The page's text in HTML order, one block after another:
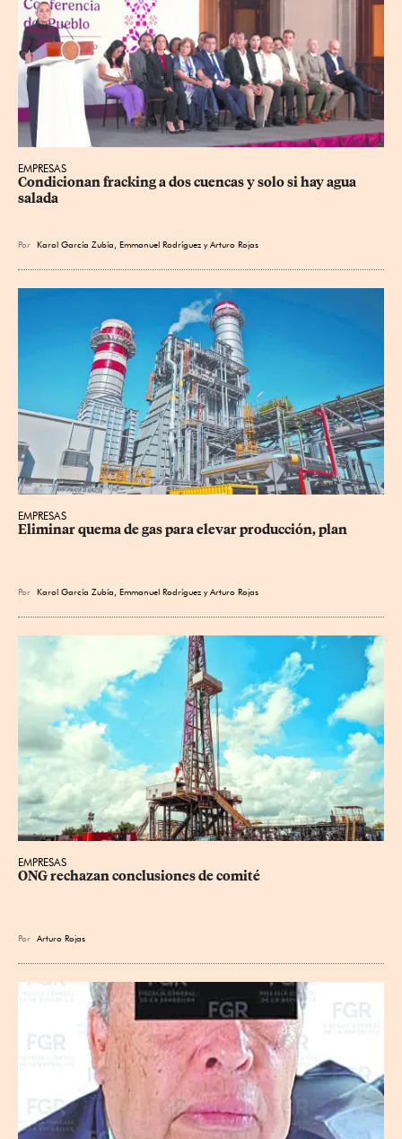
EMPRESAS
Condicionan fracking a dos cuencas y solo si hay agua
salada
Por Karol García Zubía Emmanuel Rodríguez yArturo Rojas
EMPRESAS
Eliminar quema de gas para elevar producción, plan
Por Karol García Zubía Emmanuel Rodríguez yArturo Rojas
EMPRESAS
ONG rechazan conclusiones de comité
Por Arturo Rojas